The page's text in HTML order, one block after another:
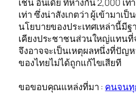
เช่น อินเดีย ที่ห่างกัน 2,000 เ
เท่า ซึ่งน่าสังเกตว่า ผู้เข้ามาเ
นโยบายของประเทศเหล่านี้มีฐ
เคียงประชาชนส่วนใหญ่แทนที่
จึงอาจจะเป็นเหตุผลหนึ่งที่ปัญ
ของไทยไม่ได้ถูกแก้ไขเสียที
ขอขอบคุณแหล่งที่มา : คนจน